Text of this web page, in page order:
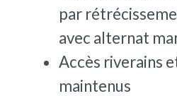
par
avec alternat
Accès riverains
maintenus